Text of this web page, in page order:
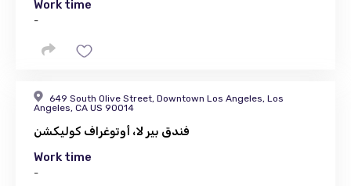
Work time
-
649 South Olive Street, Downtown Los Angeles, Los
Angeles, CA US 90014
فندق بير لا، أوتوغراف كوليكشن
Work time
-